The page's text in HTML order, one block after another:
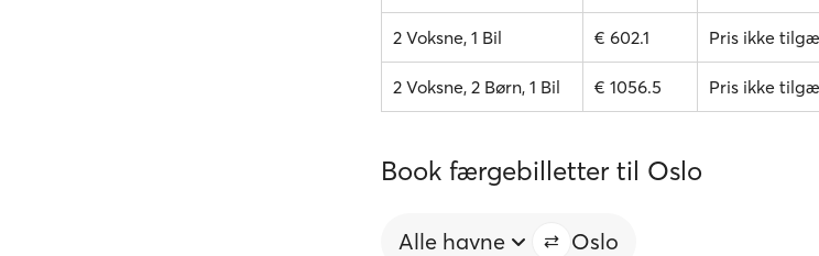
2 Voksne, 1 Bil € 602.1 Pris ikke
2 Voksne, 2 Børn, 1 Bil € 1056.5 Pris ikke
Book færgebilletter til Oslo
Alle havne Oslo